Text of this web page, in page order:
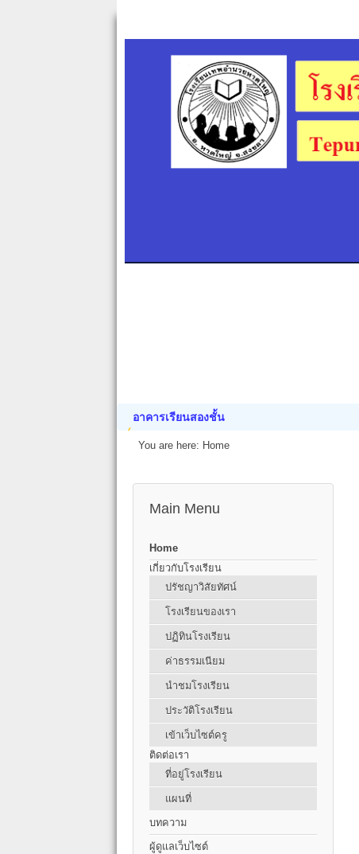
อาคารเรียนสองชั้น
You are here: Home
Main Menu
Home
เกี่ยวกับโรงเรียน
ปรัชญาวิสัยทัศน์
โรงเรียนของเรา
ปฏิทินโรงเรียน
ค่าธรรมเนียม
นำชมโรงเรียน
ประวัติโรงเรียน
เข้าเว็บไซต์ครู
ติดต่อเรา
ที่อยู่โรงเรียน
แผนที่
บทความ
ผู้ดูแลเว็บไซต์